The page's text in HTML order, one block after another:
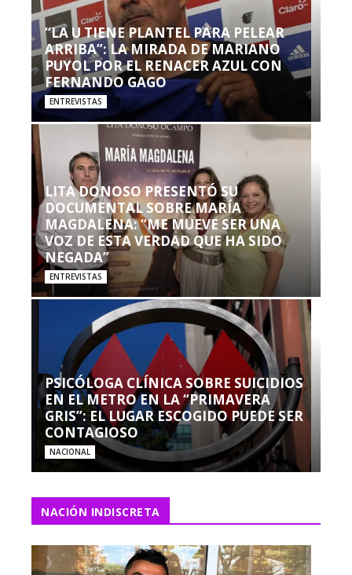
“LA U TIENE PLANTEL PARA PELEAR
ARRIBA”: LA MIRADA DE MARIANO
PUYOL POR EL RENACER AZUL CON
FERNANDO GAGO
ENTREVISTAS
LITA DONOSO PRESENTÓ SU
DOCUMENTAL SOBRE MARÍA
MAGDALENA: “ME MUEVE SER UNA
VOZ DE ESTA VERDAD QUE HA SIDO
NEGADA”
ENTREVISTAS
PSICÓLOGA CLÍNICA SOBRE SUICIDIOS
EN EL METRO EN LA “PRIMAVERA
GRIS”: EL LUGAR ESCOGIDO PUEDE SER
CONTAGIOSO
NACIONAL
NACIÓN INDISCRETA